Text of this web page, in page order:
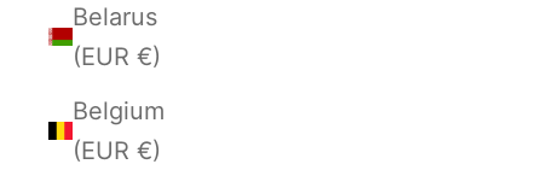
Belarus
(EUR €)
Belgium
(EUR €)